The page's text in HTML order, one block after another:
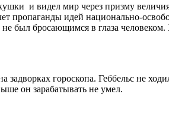
и видел мир через призму
пропаганды идей национально-
был бросающимся в глаза
гороскопа. Геббельс не
он зарабатывать не умел.